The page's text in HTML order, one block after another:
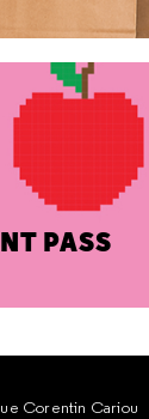
PASS
Corentin Cariou